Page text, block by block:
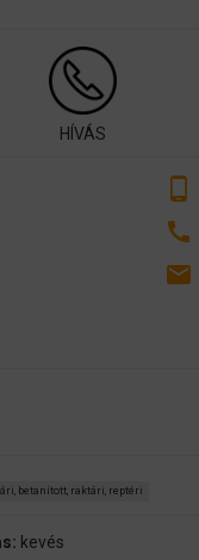
HÍVÁS
phone_android
call
email
betanított, raktári, reptéri
kevés